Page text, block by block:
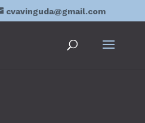
cvavinguda@gmail.com